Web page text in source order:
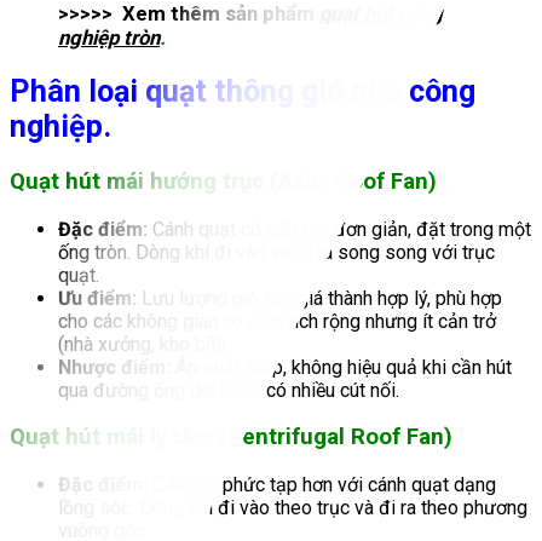
>>>>> Xem thêm sản phẩm
quạt hút công
nghiệp tròn.
Phân loại quạt thông gió
nhà công
nghiệp.
Quạt hút mái hướng trục (Axial Roof Fan)
Đặc điểm: Cánh quạt có cấu tạo đơn giản, đặt trong một
ống tròn. Dòng khí đi vào và đi ra song song với trục
quạt.
Ưu điểm: Lưu lượng gió lớn, giá thành hợp lý, phù hợp
cho các không gian có diện tích rộng nhưng ít cản trở
(nhà xưởng, kho bãi).
Nhược điểm:
Áp suất thấp, không hiệu quả khi cần hút
qua đường ống dài hoặc có nhiều cút nối.
Quạt hút mái ly tâm (Centrifugal Roof Fan)
Đặc điểm:
Cấu tạo phức tạp hơn với cánh quạt dạng
lồng sóc. Dòng khí đi vào theo trục và đi ra theo phương